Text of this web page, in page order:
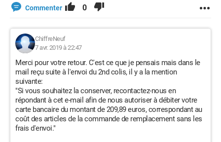
Commenter 0
ChiffreNeuf
7 avr. 2019 à 22:47
Merci pour votre retour. C'est ce que je pensais mais dans le
mail reçu suite à l'envoi du 2nd colis, il y a la mention
suivante:
"Si vous souhaitez la conserver, recontactez-nous en
répondant à cet e-mail afin de nous autoriser à débiter votre
carte bancaire du montant de 209,89 euros, correspondant au
coût des articles de la commande de remplacement sans les
frais d'envoi."